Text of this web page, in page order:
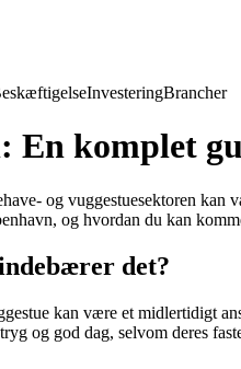
InvesteringBrancher
komplet
og vuggestuesektoren
og hvordan du kan
det?
kan være et midlertidigt
og god dag, selvom deres